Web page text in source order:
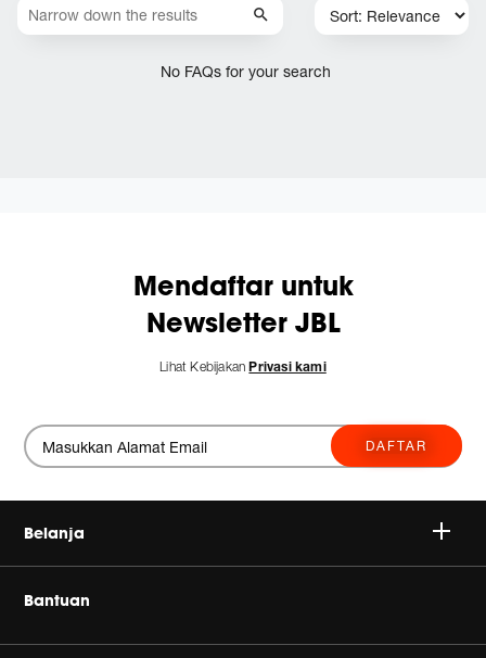
No FAQs for your search
Mendaftar untuk
Newsletter JBL
Lihat KebijakanPrivasi kami
DAFTAR
Belanja
Nirkabel
Headphone
Bantuan